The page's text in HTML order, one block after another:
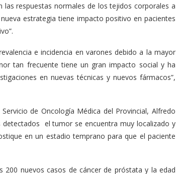
respuestas normales de los tejidos corporales a
estrategia tiene impacto positivo en pacientes
e incidencia en varones debido a la mayor
tan frecuente tiene un gran impacto social y ha
en nuevas técnicas y nuevos fármacos”,
de Oncología Médica del Provincial, Alfredo
el tumor se encuentra muy localizado y
en un estadio temprano para que el paciente
200 nuevos casos de cáncer de próstata y la edad